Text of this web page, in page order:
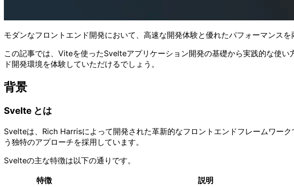
モダンなフロントエンド開発において、高速な開発体験と優れたパフォーマンス
この記事では、Viteを使ったSvelteアプリケーション開発の基礎から実践的な使
ド開発環境を体験していただけるでしょう。
背景
Svelte とは
Svelteは、Rich Harrisによって開発された革新的なフロントエンドフレームワーク
う独特のアプローチを採用しています。
Svelteの主な特徴は以下の通りです。
特徴
説明